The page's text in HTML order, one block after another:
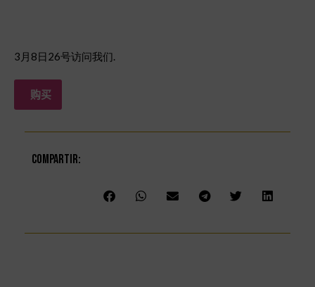
3月8日26号访问我们.
购买
Compartir: